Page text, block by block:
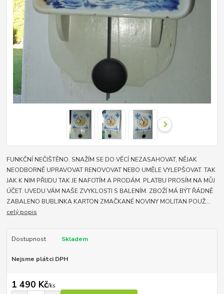
FUNKČNÍ NEČIŠTĚNO. SNAŽÍM SE DO VĚCÍ NEZASAHOVAT, NĚJAK
NEODBORNĚ UPRAVOVAT RENOVOVAT NEBO UMĚLE VYLEPŠOVAT. TAK
JAK K NIM PŘIJDU TAK JE NAFOTÍM A PRODÁM. PLATBU PROSÍM NA MŮJ
ÚČET. UVEDU VÁM NAŠE ZVYKLOSTI S BALENÍM. ZBOŽÍ MÁ BÝT ŘÁDNĚ
ZABALENO BUBLINKA KARTON ZMAČKANÉ NOVINY MOLITAN POUŽ...
celý popis
Dostupnost Skladem
Nejsme plátci DPH
1 490 Kč/ks